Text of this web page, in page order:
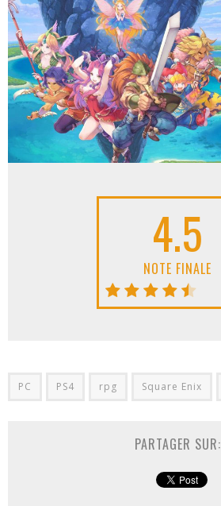
4.5
NOTE FINALE
PC PS4 rpg Square Enix
PARTAGER SUR: